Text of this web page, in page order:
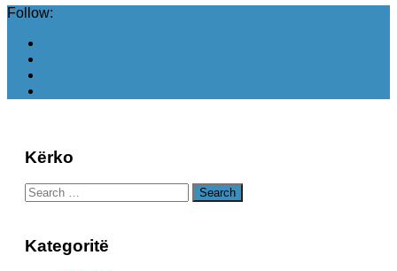
Follow:
Kërko
Search
for:
Kategoritë